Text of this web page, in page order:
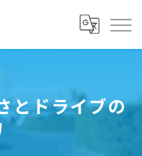
とドライブの